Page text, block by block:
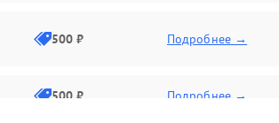
500 ₽ Подробнее →
500 ₽ Подробнее →